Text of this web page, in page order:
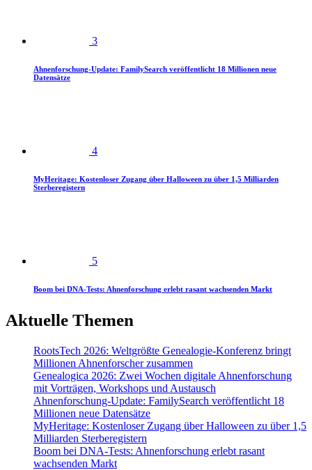
3
Ahnenforschung-Update: FamilySearch veröffentlicht 18 Millionen neue
Datensätze
4
MyHeritage: Kostenloser Zugang über Halloween zu über 1,5 Milliarden
Sterberegistern
5
Boom bei DNA-Tests: Ahnenforschung erlebt rasant wachsenden Markt
Aktuelle Themen
RootsTech 2026: Weltgrößte Genealogie-Konferenz bringt
Millionen Ahnenforscher zusammen
Genealogica 2026: Zwei Wochen digitale Ahnenforschung
mit Vorträgen, Workshops und Austausch
Ahnenforschung-Update: FamilySearch veröffentlicht 18
Millionen neue Datensätze
MyHeritage: Kostenloser Zugang über Halloween zu über 1,5
Milliarden Sterberegistern
Boom bei DNA-Tests: Ahnenforschung erlebt rasant
wachsenden Markt